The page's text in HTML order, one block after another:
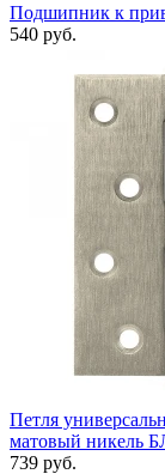
Подшипник к
540 руб.
Петля
матовый никель
739 руб.